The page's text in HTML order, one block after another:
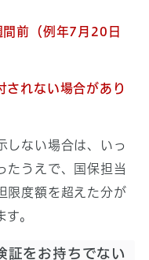
前（例年7月20日
されない場合があり
しない場合は、いっ
たうえで、国保担当
限度額を超えた分が
。
証をお持ちでない